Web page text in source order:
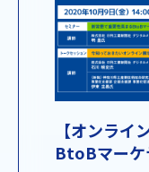
【オンライ
BtoBマーケ